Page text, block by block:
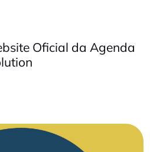
Oficial da Agenda